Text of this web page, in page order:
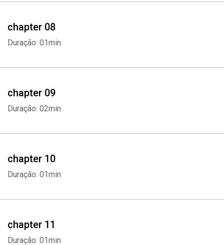
chapter 08
Duração: 01min
chapter 09
Duração: 02min
chapter 10
Duração: 01min
chapter 11
Duração: 01min